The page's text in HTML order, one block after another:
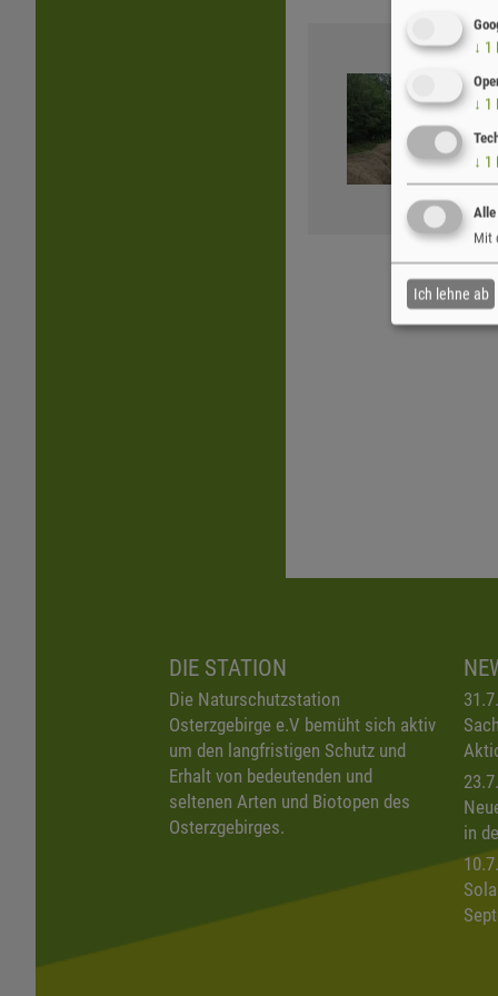
DIE STATION
Die Naturschutzstation
Osterzgebirge e.V bemüht sich aktiv
um den langfristigen Schutz und
Erhalt von bedeutenden und
seltenen Arten und Biotopen des
Osterzgebirges.
in
↓ 1
↓ 1
↓ 1
Alle
Mit
Ich lehne ab